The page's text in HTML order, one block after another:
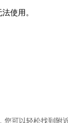
使用。
可以轻松找到